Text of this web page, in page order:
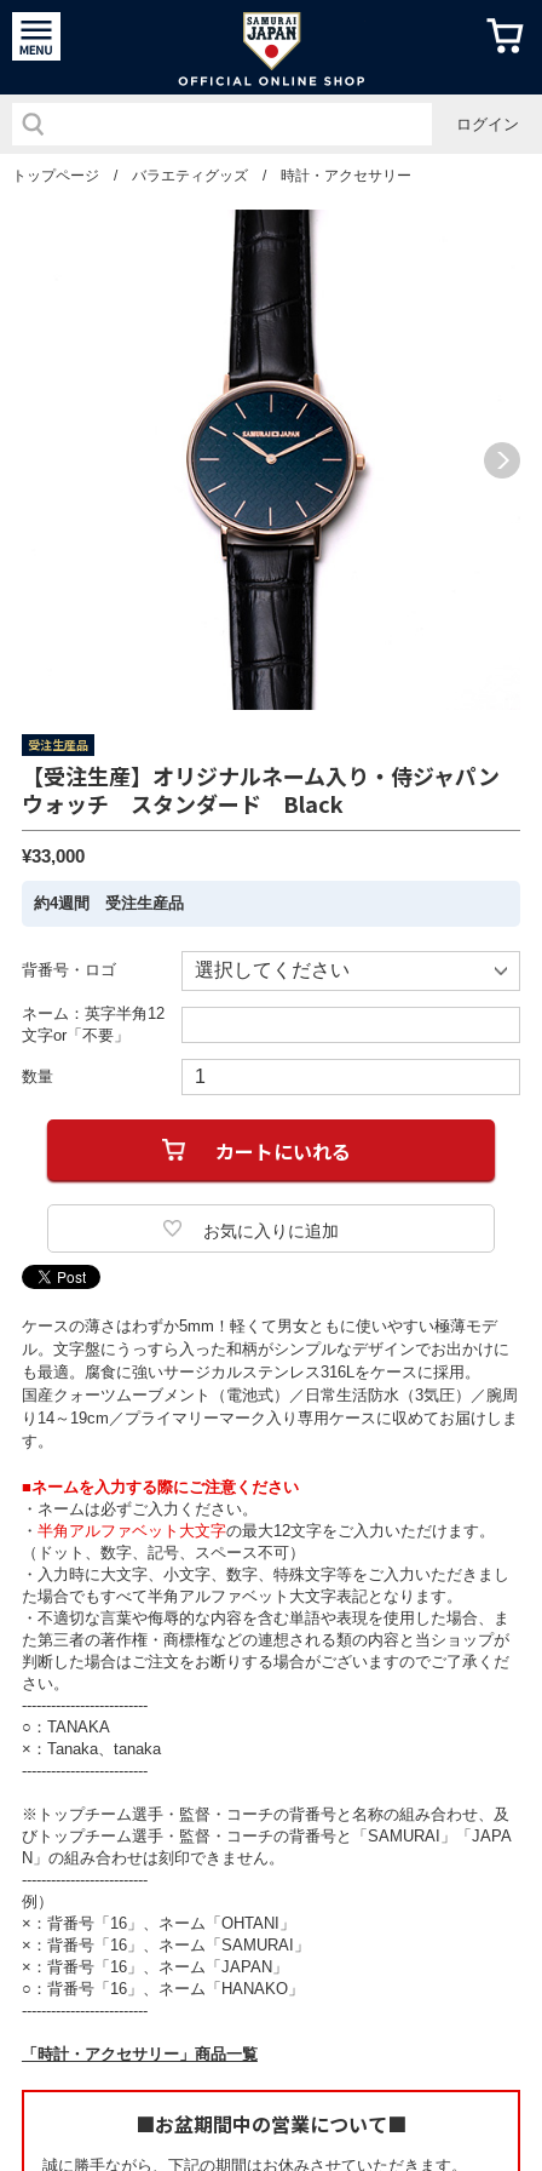
侍ジャパ
ログイン
トップページ / バラエティグッズ / 時計・アクセサリー
受注生産品
【受注生産】オリジナルネーム入り・侍ジャパン
ウォッチ スタンダード Black
¥33,000
約4週間 受注生産品
背番号・ロゴ
ネーム：英字半角12
文字or「不要」
数量
ケースの薄さはわずか5mm！軽くて男女ともに使いやすい極薄モデ
ル。文字盤にうっすら入った和柄がシンプルなデザインでお出かけに
も最適。腐食に強いサージカルステンレス316Lをケースに採用。
国産クォーツムーブメント（電池式）／日常生活防水（3気圧）／腕周
り14～19cm／プライマリーマーク入り専用ケースに収めてお届けしま
す。
■ネームを入力する際にご注意ください
・ネームは必ずご入力ください。
・ 半角アルファベット大文字の最大12文字をご入力いただけます。
（ドット、数字、記号、スペース不可）
・入力時に大文字、小文字、数字、特殊文字等をご入力いただきまし
た場合でもすべて半角アルファベット大文字表記となります。
・不適切な言葉や侮辱的な内容を含む単語や表現を使用した場合、ま
た第三者の著作権・商標権などの連想される類の内容と当ショップが
判断した場合はご注文をお断りする場合がございますのでご了承くだ
さい。
--------------------------
○：TANAKA
×：Tanaka、tanaka
--------------------------
※トップチーム選手・監督・コーチの背番号と名称の組み合わせ、及
びトップチーム選手・監督・コーチの背番号と「SAMURAI」「JAPA
N」の組み合わせは刻印できません。
--------------------------
例）
×：背番号「16」、ネーム「OHTANI」
×：背番号「16」、ネーム「SAMURAI」
×：背番号「16」、ネーム「JAPAN」
○：背番号「16」、ネーム「HANAKO」
--------------------------
「時計・アクセサリー」商品一覧
■お盆期間中の営業について■
誠に勝手ながら、下記の期間はお休みさせていただきます。